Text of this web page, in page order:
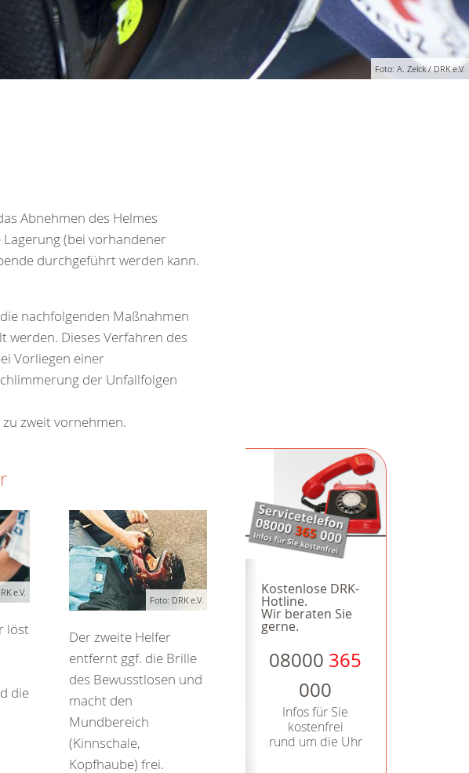
Foto: A. Zelck / DRK e.V.
Abnehmen des Helmes
(bei vorhandener
durchgeführt werden kann.
nachfolgenden Maßnahmen
werden. Dieses Verfahren des
Vorliegen einer
der Unfallfolgen
zweit vornehmen.
Kostenlose DRK-
Hotline.
Wir beraten Sie
gerne.
08000 365
000
Infos für Sie
kostenfrei
rund um die Uhr
e.V.
löst
die
Foto: DRK e.V.
Der zweite Helfer
entfernt ggf. die Brille
des Bewusstlosen und
macht den
Mundbereich
(Kinnschale,
Kopfhaube) frei.